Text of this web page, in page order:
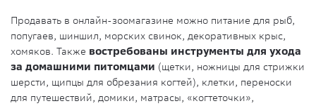
Продавать в онлайн-зоомагазине можно питание для рыб,
попугаев, шиншил, морских свинок, декоративных крыс,
хомяков. Также востребованы инструменты для ухода
за домашними питомцами (щетки, ножницы для стрижки
шерсти, щипцы для обрезания когтей), клетки, переноски
для путешествий, домики, матрасы, «когтеточки»,